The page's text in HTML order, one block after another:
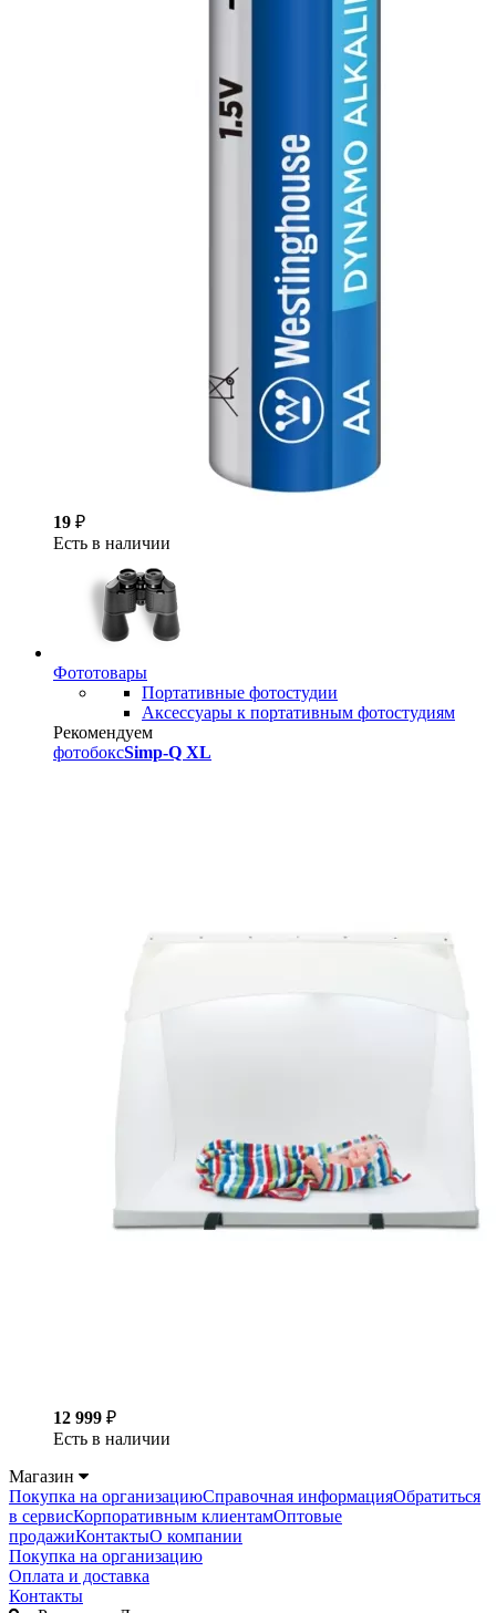
19 ₽
Есть в наличии
Фототовары
Портативные фотостудии
Аксессуары к портативным фотостудиям
Рекомендуем
фотобоксSimp-Q XL
12 999 ₽
Есть в наличии
Магазин
Покупка на организациюСправочная информацияОбратиться
в сервисКорпоративным клиентамОптовые
продажиКонтактыО компании
Покупка на организацию
Оплата и доставка
Контакты